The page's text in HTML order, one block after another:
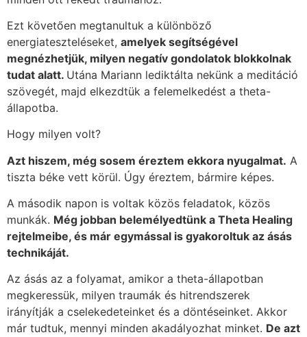
Ezt követően megtanultuk a különböző
energiateszteléseket, amelyek segítségével
megnézhetjük, milyen negatív gondolatok blokkolnak
tudat alatt. Utána Mariann lediktálta nekünk a meditáció
szövegét, majd elkezdtük a felemelkedést a theta-
állapotba.
Hogy milyen volt?
Azt hiszem, még sosem éreztem ekkora nyugalmat. A
tiszta béke vett körül. Úgy éreztem, bármire képes.
A második napon is voltak közös feladatok, közös
munkák. Még jobban belemélyedtünk a Theta Healing
rejtelmeibe, és már egymással is gyakoroltuk az ásás
technikáját.
Az ásás az a folyamat, amikor a theta-állapotban
megkeressük, milyen traumák és hitrendszerek
irányítják a cselekedeteinket és a döntéseinket. Akkor
már tudtuk, mennyi minden akadályozhat minket. De azt